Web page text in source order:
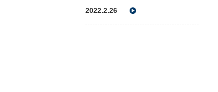
2022.2.26